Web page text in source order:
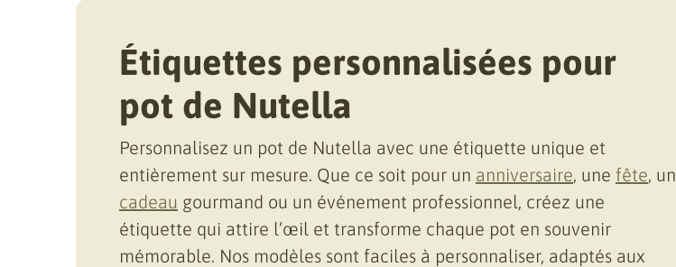
Étiquettes personnalisées pour
pot de Nutella
Personnalisez un pot de Nutella avec une étiquette unique et
entièrement sur mesure. Que ce soit pour un anniversaire, une fête, un
cadeau gourmand ou un événement professionnel, créez une
étiquette qui attire l’œil et transforme chaque pot en souvenir
mémorable. Nos modèles sont faciles à personnaliser, adaptés aux